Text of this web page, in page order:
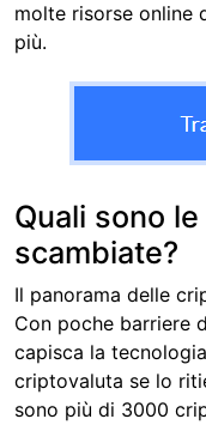
molte risorse online
più.
Quali sono
scambiate?
Il panorama delle
Con poche barriere
capisca la
criptovaluta se lo
sono più di 3000